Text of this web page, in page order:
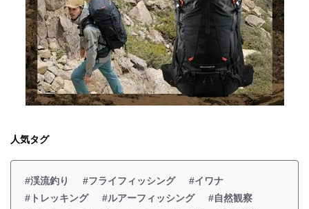
人気タグ
#渓流釣り #フライフィッシング
#イワナ
#トレッキング
#ルアーフィッシング
#自然観察